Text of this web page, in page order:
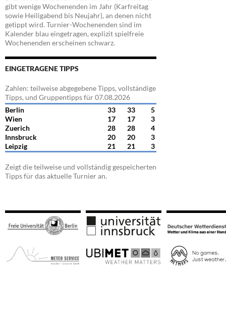
gibt wenige Wochenenden im Jahr (Karfreitag
sowie Heiligabend bis Neujahr), an denen nicht
getippt wird. Turnier-Wochenenden sind im
Kalender blau eingetragen, explizit spielfreie
Wochenenden erscheinen schwarz.
EINGETRAGENE TIPPS
Zahlen: teilweise abgegebene Tipps, vollständige
Tipps, und Gruppentipps für 07.08.2026
Berlin
33 33
5
Wien
17 17
3
Zuerich
28 28
4
Innsbruck
20 20
3
Leipzig
21 21 3
Zeigt die teilweise und vollständig gespeicherten
Tipps für das aktuelle Turnier an.